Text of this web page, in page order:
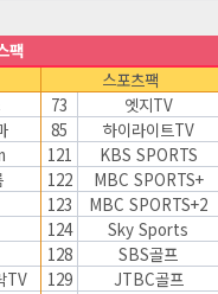
팩
스포츠팩
73
엣지TV
85
하이라이트TV
121
KBS SPORTS
122
MBC SPORTS+
123
MBC SPORTS+2
124
Sky Sports
128
SBS골프
TV 129
JTBC골프